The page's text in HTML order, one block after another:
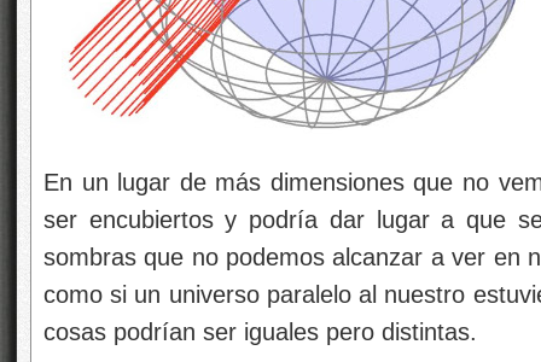
En un lugar de más dimensiones que no
ser encubiertos y podría dar lugar a que
sombras que no podemos alcanzar a ver en
como si un universo paralelo al nuestro
cosas podrían ser iguales pero distintas.